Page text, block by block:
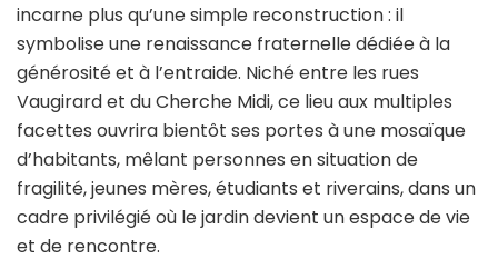
incarne plus qu’une simple reconstruction : il
symbolise une renaissance fraternelle dédiée à la
générosité et à l’entraide. Niché entre les rues
Vaugirard et du Cherche Midi, ce lieu aux multiples
facettes ouvrira bientôt ses portes à une mosaïque
d’habitants, mêlant personnes en situation de
fragilité, jeunes mères, étudiants et riverains, dans un
cadre privilégié où le jardin devient un espace de vie
et de rencontre.